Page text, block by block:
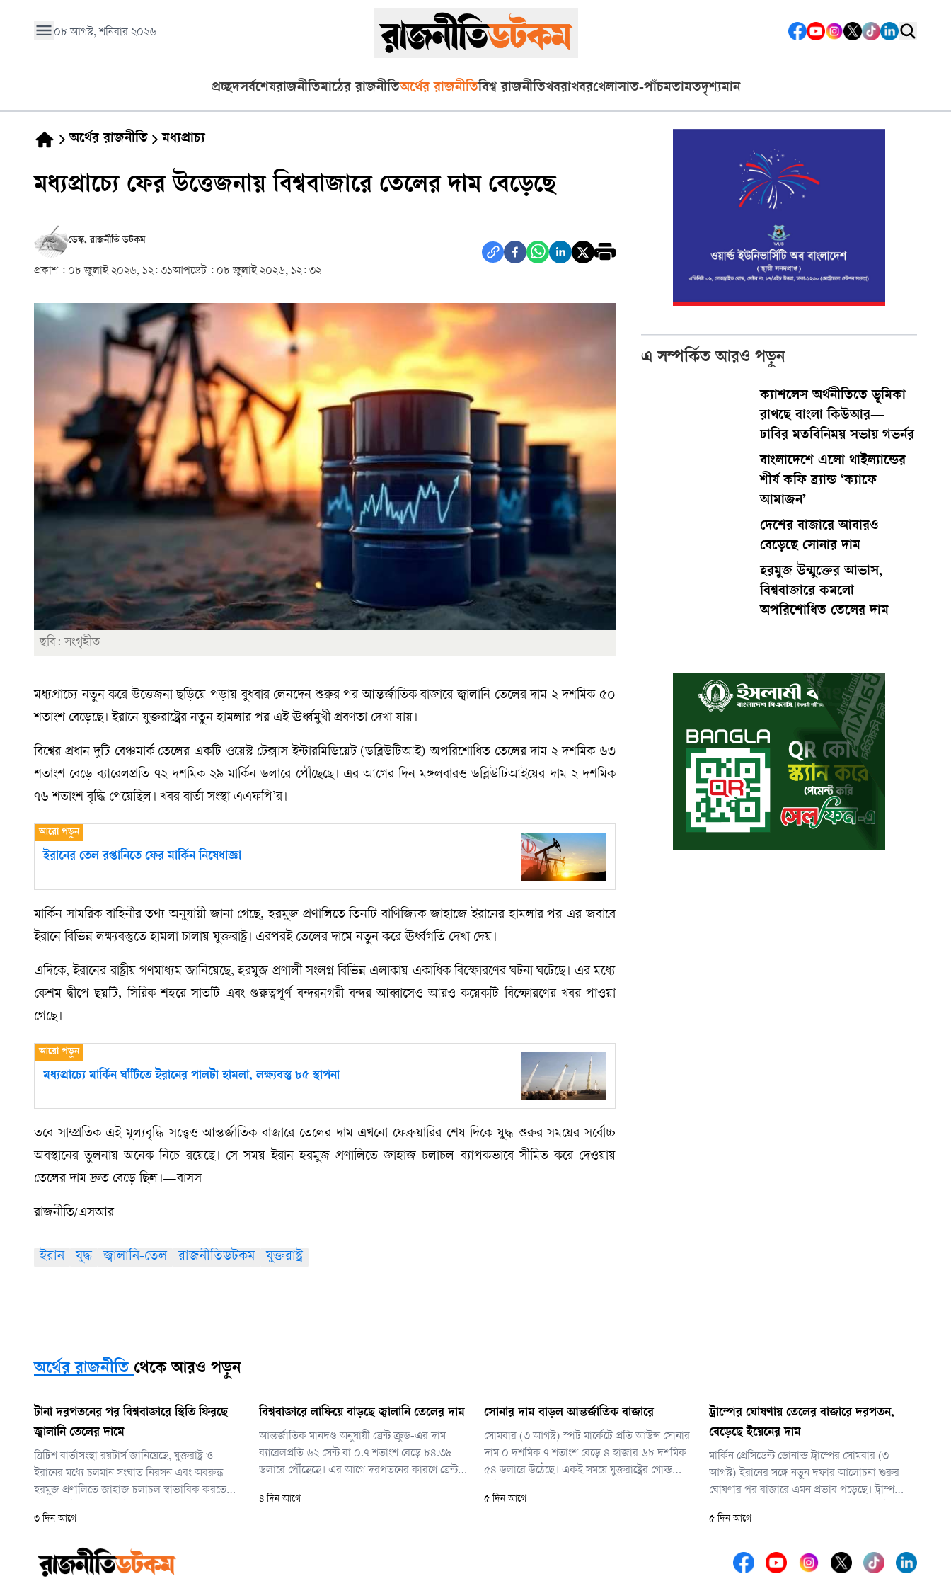
০৮ আগস্ট, শনিবার ২০২৬
প্রচ্ছদসর্বশেষরাজনীতিমাঠের রাজনীতিঅর্থের রাজনীতিবিশ্ব রাজনীতিখবরাখবরখেলাসাত-পাঁচমতামতদৃশ্যমান
অর্থের রাজনীতি মধ্যপ্রাচ্য
মধ্যপ্রাচ্যে ফের উত্তেজনায় বিশ্ববাজারে তেলের দাম বেড়েছে
ডেস্ক, রাজনীতি ডটকম
প্রকাশ : ০৮ জুলাই ২০২৬, ১২: ৩১আপডেট : ০৮ জুলাই ২০২৬, ১২: ৩২
ছবি: সংগৃহীত
মধ্যপ্রাচ্যে নতুন করে উত্তেজনা ছড়িয়ে পড়ায় বুধবার লেনদেন শুরুর পর আন্তর্জাতিক বাজারে জ্বালানি তেলের দাম ২ দশমিক ৫০
শতাংশ বেড়েছে। ইরানে যুক্তরাষ্ট্রের নতুন হামলার পর এই ঊর্ধ্বমুখী প্রবণতা দেখা যায়।
বিশ্বের প্রধান দুটি বেঞ্চমার্ক তেলের একটি ওয়েস্ট টেক্সাস ইন্টারমিডিয়েট (ডব্লিউটিআই) অপরিশোধিত তেলের দাম ২ দশমিক ৬৩
শতাংশ বেড়ে ব্যারেলপ্রতি ৭২ দশমিক ২৯ মার্কিন ডলারে পৌঁছেছে। এর আগের দিন মঙ্গলবারও ডব্লিউটিআইয়ের দাম ২ দশমিক
৭৬ শতাংশ বৃদ্ধি পেয়েছিল। খবর বার্তা সংস্থা এএফপি’র।
ইরানের তেল রপ্তানিতে ফের মার্কিন নিষেধাজ্ঞা
মার্কিন সামরিক বাহিনীর তথ্য অনুযায়ী জানা গেছে, হরমুজ প্রণালিতে তিনটি বাণিজ্যিক জাহাজে ইরানের হামলার পর এর জবাবে
ইরানে বিভিন্ন লক্ষ্যবস্তুতে হামলা চালায় যুক্তরাষ্ট্র। এরপরই তেলের দামে নতুন করে ঊর্ধ্বগতি দেখা দেয়।
এদিকে, ইরানের রাষ্ট্রীয় গণমাধ্যম জানিয়েছে, হরমুজ প্রণালী সংলগ্ন বিভিন্ন এলাকায় একাধিক বিস্ফোরণের ঘটনা ঘটেছে। এর মধ্যে
কেশম দ্বীপে ছয়টি, সিরিক শহরে সাতটি এবং গুরুত্বপূর্ণ বন্দরনগরী বন্দর আব্বাসেও আরও কয়েকটি বিস্ফোরণের খবর পাওয়া
গেছে।
মধ্যপ্রাচ্যে মার্কিন ঘাঁটিতে ইরানের পালটা হামলা, লক্ষ্যবস্তু ৮৫ স্থাপনা
তবে সাম্প্রতিক এই মূল্যবৃদ্ধি সত্ত্বেও আন্তর্জাতিক বাজারে তেলের দাম এখনো ফেব্রুয়ারির শেষ দিকে যুদ্ধ শুরুর সময়ের সর্বোচ্চ
অবস্থানের তুলনায় অনেক নিচে রয়েছে। সে সময় ইরান হরমুজ প্রণালিতে জাহাজ চলাচল ব্যাপকভাবে সীমিত করে দেওয়ায়
তেলের দাম দ্রুত বেড়ে ছিল।—বাসস
রাজনীতি/এসআর
ইরান যুদ্ধ জ্বালানি-তেল রাজনীতিডটকম যুক্তরাষ্ট্র
এ সম্পর্কিত আরও পড়ুন
ক্যাশলেস অর্থনীতিতে ভূমিকা
রাখছে বাংলা কিউআর—
ঢাবির মতবিনিময় সভায় গভর্নর
বাংলাদেশে এলো থাইল্যান্ডের
শীর্ষ কফি ব্র্যান্ড ‘ক্যাফে
আমাজন’
দেশের বাজারে আবারও
বেড়েছে সোনার দাম
হরমুজ উন্মুক্তের আভাস,
বিশ্ববাজারে কমলো
অপরিশোধিত তেলের দাম
অর্থের রাজনীতি থেকে আরও পড়ুন
টানা দরপতনের পর বিশ্ববাজারে স্থিতি ফিরছে
জ্বালানি তেলের দামে
ব্রিটিশ বার্তাসংস্থা রয়টার্স জানিয়েছে, যুক্তরাষ্ট্র ও
ইরানের মধ্যে চলমান সংঘাত নিরসন এবং অবরুদ্ধ
হরমুজ প্রণালিতে জাহাজ চলাচল স্বাভাবিক করতে
বিনিয়োগকারীরা। এর ফলেই তেলের বাজারে কিছুটা
৩ দিন আগে
বিশ্ববাজারে লাফিয়ে বাড়ছে জ্বালানি তেলের দাম
আন্তর্জাতিক মানদণ্ড অনুযায়ী ব্রেন্ট ক্রুড-এর দাম
ব্যারেলপ্রতি ৬২ সেন্ট বা ০.৭ শতাংশ বেড়ে ৮৪.৩৯
ডলারে পৌঁছেছে। এর আগে দরপতনের কারণে ব্রেন্ট
গিয়েছিল।
৪ দিন আগে
সোনার দাম বাড়ল আন্তর্জাতিক বাজারে
সোমবার (৩ আগস্ট) স্পট মার্কেটে প্রতি আউন্স সোনার
দাম ০ দশমিক ৭ শতাংশ বেড়ে ৪ হাজার ৬৮ দশমিক
৫৪ ডলারে উঠেছে। একই সময়ে যুক্তরাষ্ট্রের গোল্ড
বিক্রি হয়েছে প্রতি আউন্স ৪ হাজার ৬৬ দশমিক ৬০
৫ দিন আগে
ট্রাম্পের ঘোষণায় তেলের বাজারে দরপতন,
বেড়েছে ইয়েনের দাম
মার্কিন প্রেসিডেন্ট ডোনাল্ড ট্রাম্পের সোমবার (৩
আগস্ট) ইরানের সঙ্গে নতুন দফার আলোচনা শুরুর
ঘোষণার পর বাজারে এমন প্রভাব পড়েছে। ট্রাম্প
পারমাণবিক কর্মসূচি নিয়ে সমঝোতার সুযোগ তৈরি
হয়েছে।
৫ দিন আগে